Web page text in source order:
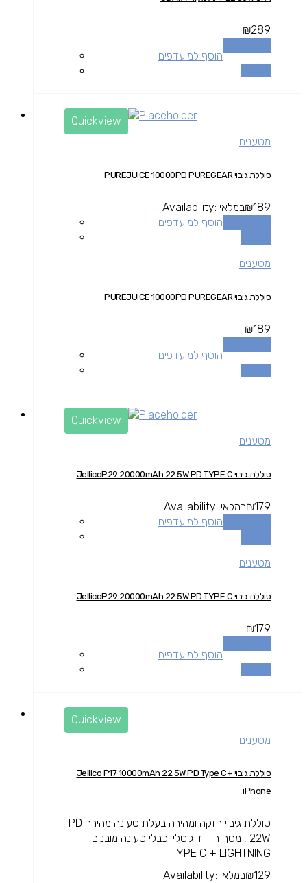
₪289
הוסף למועדפים
Quickview
מטענים
סוללת גיבוי PUREJUICE 10000PD PUREGEAR
₪189
Availability: במלאי
הוסף למועדפים
מטענים
סוללת גיבוי PUREJUICE 10000PD PUREGEAR
₪189
הוסף למועדפים
Quickview
מטענים
סוללת גיבוי JellicoP29 20000mAh 22.5W PD TYPE C
₪179
Availability: במלאי
הוסף למועדפים
מטענים
סוללת גיבוי JellicoP29 20000mAh 22.5W PD TYPE C
₪179
הוסף למועדפים
Quickview
מטענים
סוללת גיבוי Jellico P17 10000mAh 22.5W PD Type C+
iPhone
סוללת גיבוי חזקה ומהירה בעלת טעינה מהירה PD
22W , מסך חיווי דיגיטלי וכבלי טעינה מובנים
TYPE C + LIGHTNING
₪129
Availability: במלאי